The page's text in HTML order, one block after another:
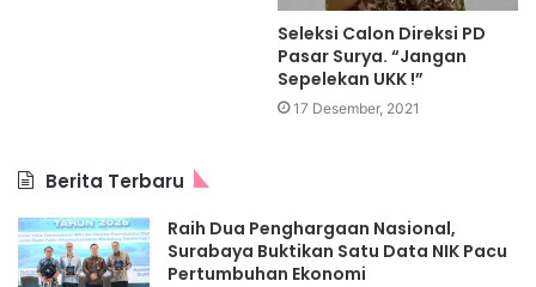
Seleksi Calon Direksi PD
Pasar Surya. “Jangan
Sepelekan UKK !”
17 Desember, 2021
Berita Terbaru
Raih Dua Penghargaan Nasional,
Surabaya Buktikan Satu Data NIK Pacu
Pertumbuhan Ekonomi